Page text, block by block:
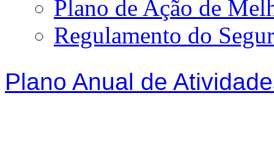
Plano de Ação de
Regulamento do
Plano Anual de